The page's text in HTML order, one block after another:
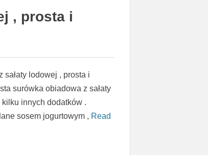
, prosta i
sałaty lodowej , prosta i
surówka obiadowa z sałaty
innych dodatków .
sosem jogurtowym , Read